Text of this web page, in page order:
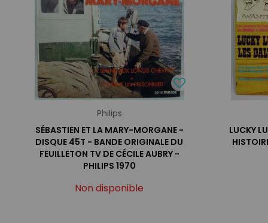
Philips
SÉBASTIEN ET LA MARY-MORGANE -
DISQUE 45T - BANDE ORIGINALE DU
FEUILLETON TV DE CÉCILE AUBRY -
PHILIPS 1970
Non disponible
LUCKY